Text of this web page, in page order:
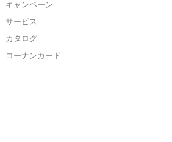
キャンペーン
サービス
カタログ
コーナンカード